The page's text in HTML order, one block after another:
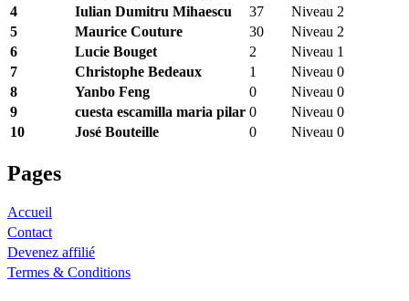
4
Iulian Dumitru Mihaescu 37
Niveau 2
5
Maurice Couture 30
Niveau 2
6
Lucie Bouget 2
Niveau 1
7
Christophe Bedeaux 1
Niveau 0
8
Yanbo Feng 0
Niveau 0
9
cuesta escamilla maria pilar 0
Niveau 0
10
José Bouteille 0 Niveau 0
Pages
Accueil
Contact
Devenez affilié
Termes & Conditions